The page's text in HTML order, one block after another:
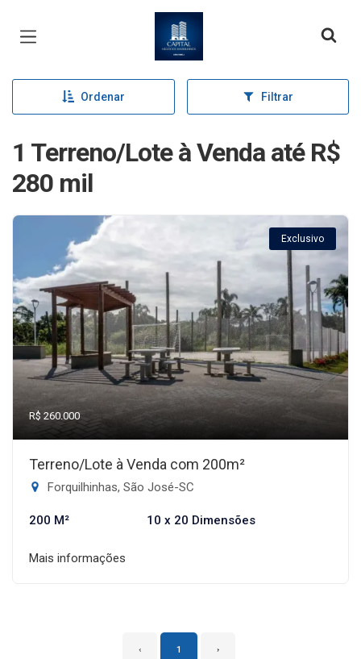
Página inicial
Ordenar Filtrar
1 Terreno/Lote à Venda até R$
280 mil
Exclusivo
R$ 260.000
Terreno/Lote à Venda com 200m²
Forquilhinhas, São José-SC
200 M² 10 x 20 Dimensões
Mais informações
‹ 1 ›